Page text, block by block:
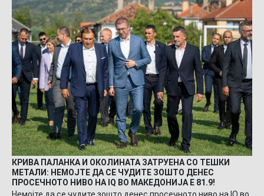
КРИВА ПАЛАНКА И ОКОЛИНАТА ЗАТРУЕНА СО ТЕШКИ
МЕТАЛИ: НЕМОЈТЕ ДА СЕ ЧУДИТЕ ЗОШТО ДЕНЕС
ПРОСЕЧНОТО НИВО НА IQ ВО МАКЕДОНИЈА Е 81.9!